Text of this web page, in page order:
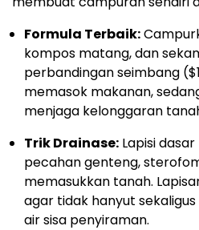
Formula Terbaik:
kompos matang, dan
perbandingan seimbang (
memasok makanan,
menjaga kelonggaran
Trik Drainase: Lapisi
pecahan genteng,
memasukkan tanah.
agar tidak hanyut
air sisa penyiraman.